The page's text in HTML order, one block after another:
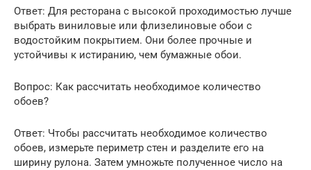
Ответ: Для ресторана с высокой проходимостью лучше
выбрать виниловые или флизелиновые обои с
водостойким покрытием. Они более прочные и
устойчивы к истиранию, чем бумажные обои.
Вопрос: Как рассчитать необходимое количество
обоев?
Ответ: Чтобы рассчитать необходимое количество
обоев, измерьте периметр стен и разделите его на
ширину рулона. Затем умножьте полученное число на